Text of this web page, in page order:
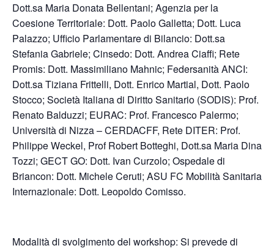
Dott.sa Maria Donata Bellentani; Agenzia per la
Coesione Territoriale: Dott. Paolo Galletta; Dott. Luca
Palazzo; Ufficio Parlamentare di Bilancio: Dott.sa
Stefania Gabriele; Cinsedo: Dott. Andrea Ciaffi; Rete
Promis: Dott. Massimiliano Mahnic; Federsanità ANCI:
Dott.sa Tiziana Frittelli, Dott. Enrico Martial, Dott. Paolo
Stocco; Società Italiana di Diritto Sanitario (SODIS): Prof.
Renato Balduzzi; EURAC: Prof. Francesco Palermo;
Università di Nizza – CERDACFF, Rete DITER: Prof.
Philippe Weckel, Prof Robert Botteghi, Dott.sa Maria Dina
Tozzi; GECT GO: Dott. Ivan Curzolo; Ospedale di
Briancon: Dott. Michele Ceruti; ASU FC Mobilità Sanitaria
Internazionale: Dott. Leopoldo Comisso.
Modalità di svolgimento del workshop: Si prevede di